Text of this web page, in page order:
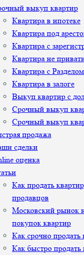
выкуп квартир
Квартира в ипотеке
Квартира под
Квартира с
Квартира не
Квартира с
Квартира в залоге
Выкуп квартир с
Срочный выкуп
Срочный выкуп
продажа
сделки
оценка
Как продать
продавцов
Московский рынок
покупок квартир
Как срочно
Как быстро